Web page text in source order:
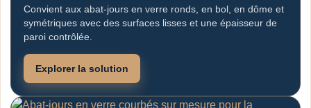
Convient aux abat-jours en verre ronds, en bol, en dôme et
symétriques avec des surfaces lisses et une épaisseur de
paroi contrôlée.
Explorer la solution